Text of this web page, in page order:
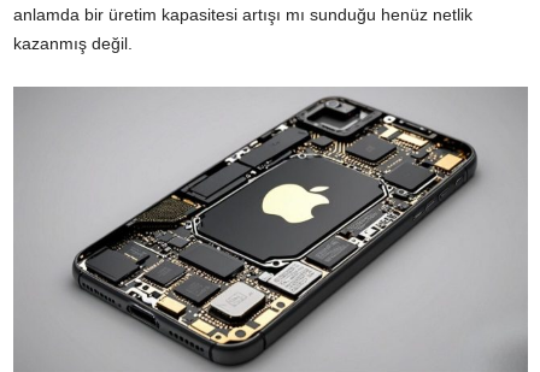
anlamda bir üretim kapasitesi artışı mı sunduğu henüz netlik
kazanmış değil.